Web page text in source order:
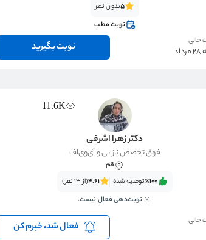
5بدون نظر
نوبت مطب
خالی
نوبت بگیرید
11.6K
دکتر زهرا اشرفی
فوق تخصص نازایی و آی‌وی‌اف
قم
٪100‌‌‌توصیه شده 4.61(از 13 نفر)
نوبت‌دهی فعال نیست.
خالی
فعال شد، خبرم کن